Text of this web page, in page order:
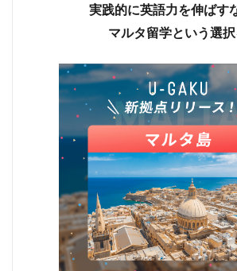
実践的に英語力を伸ばす
マルタ留学という選